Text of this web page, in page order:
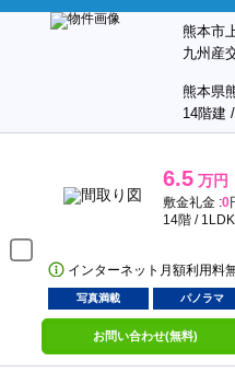
熊本市
九州産
熊本県
14階建
6.5 万円
敷金礼金 :0
14階 /
インターネット月額利用料
写真満載 パノラマ
お問い合わせ(無料)